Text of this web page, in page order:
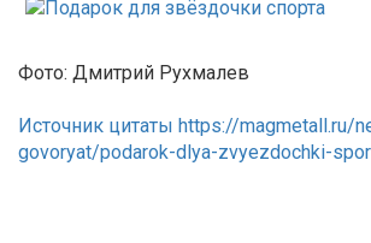
Фото: Дмитрий Рухмалев
Источник цитаты https://magmetall.ru/
govoryat/podarok-dlya-zvyezdochki-